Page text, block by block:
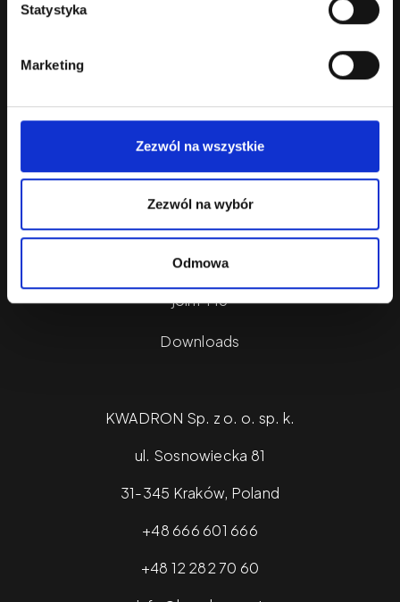
Statystyka
Marketing
Zezwól na wszystkie
Zezwól na wybór
Odmowa
About us
Products
Blog
joinPMU
Downloads
KWADRON Sp. z o. o. sp. k.
ul. Sosnowiecka 81
31-345 Kraków, Poland
+48 666 601 666
+48 12 282 70 60